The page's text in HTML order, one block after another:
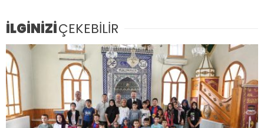
İLGİNİZİÇEKEBİLİR